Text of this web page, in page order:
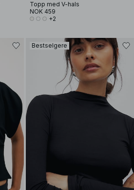
Topp med V-hals
NOK 459
+2
Bestselgere